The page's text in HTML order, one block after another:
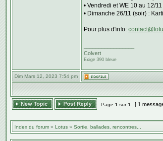
• Vendredi et WE 10 au 12/
• Dimanche 26/11 (soir) :
Pour plus d'info:
Colvert
Exige 390 bleue
Dim Mars 12, 2023 7:54 pm
Page 1 sur1 [ 1
Index du forum » Lotus » Sortie, ballades, rencontres...